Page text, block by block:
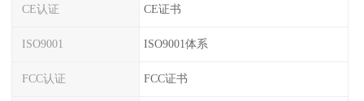
CE认证 CE证书
ISO9001 ISO9001体系
FCC认证 FCC证书